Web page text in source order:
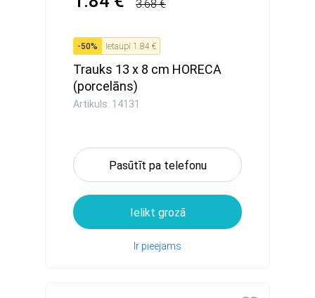
3.68 €
-50% Ietaupi 1.84 €
Trauks 13 x 8 cm HORECA
(porcelāns)
Artikuls: 14131
Pasūtīt pa telefonu
Ielikt grozā
Ir pieejams